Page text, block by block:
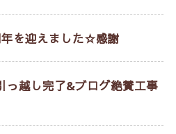
年を迎えました☆感謝
っ越し完了&ブログ絶賛工事